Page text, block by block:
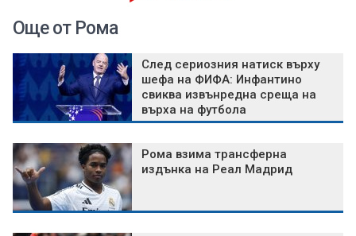
Още от Рома
След сериозния натиск върху
шефа на ФИФА: Инфантино
свиква извънредна среща на
върха на футбола
Рома взима трансферна
издънка на Реал Мадрид